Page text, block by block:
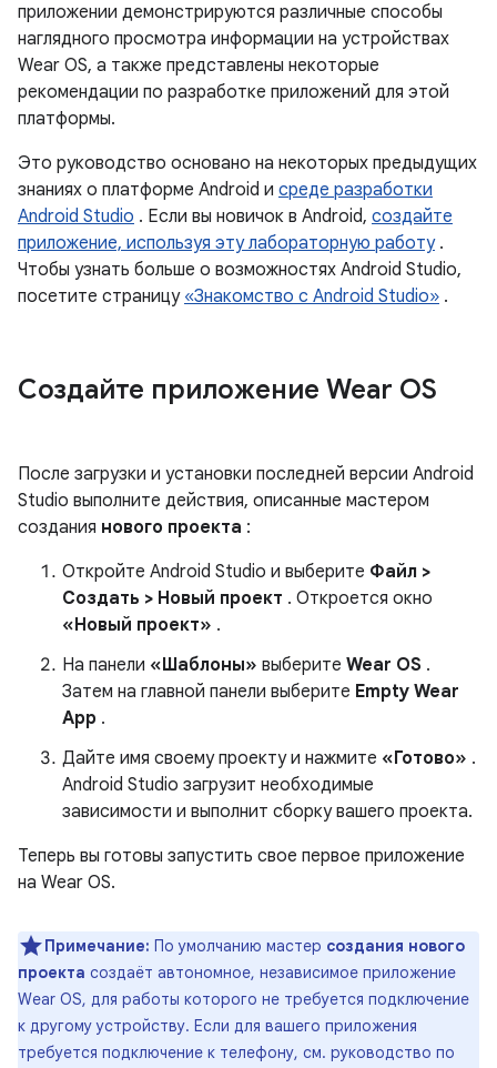
приложении демонстрируются различные способы
наглядного просмотра информации на устройствах
Wear OS, а также представлены некоторые
рекомендации по разработке приложений для этой
платформы.
Это руководство основано на некоторых предыдущих
знаниях о платформе Android и среде разработки
Android Studio . Если вы новичок в Android, создайте
приложение, используя эту лабораторную работу.
Чтобы узнать больше о возможностях Android Studio,
посетите страницу «Знакомство с Android Studio» .
Создайте приложение Wear OS
После загрузки и установки последней версии Android
Studio выполните действия, описанные мастером
создания нового проекта :
Откройте Android Studio и выберите Файл >
Создать > Новый проект . Откроется окно
«Новый проект» .
На панели «Шаблоны» выберите Wear OS .
Затем на главной панели выберите Empty Wear
App .
Дайте имя своему проекту и нажмите «Готово» .
Android Studio загрузит необходимые
зависимости и выполнит сборку вашего проекта.
Теперь вы готовы запустить свое первое приложение
на Wear OS.
Примечание: По умолчанию мастер создания нового
проекта создаёт автономное, независимое приложение
Wear OS, для работы которого не требуется подключение
к другому устройству. Если для вашего приложения
требуется подключение к телефону, см. руководство по